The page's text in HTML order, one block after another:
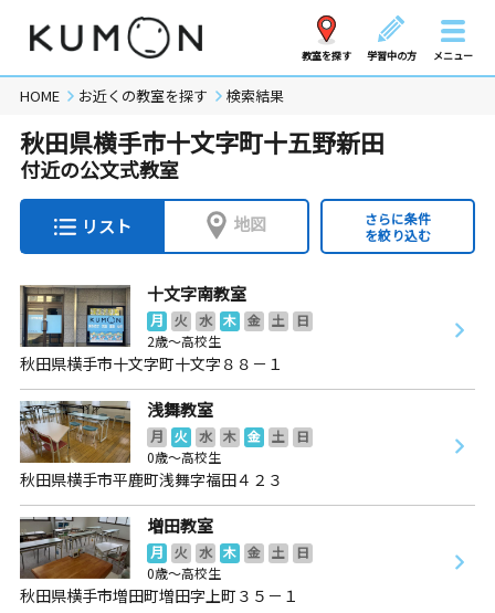
教室を探す 学習中の方 メニュー
HOME お近くの教室を探す 検索結果
秋田県横手市十文字町十五野新田
付近の公文式教室
リスト 地図
さらに条件
を絞り込む
十文字南教室
月 火 水 木 金 土
日
2歳～高校生
秋田県横手市十文字町十文字８８－１
浅舞教室
月 火 水 木 金 土
日
0歳～高校生
秋田県横手市平鹿町浅舞字福田４２３
増田教室
月 火 水 木 金 土
日
0歳～高校生
秋田県横手市増田町増田字上町３５－１